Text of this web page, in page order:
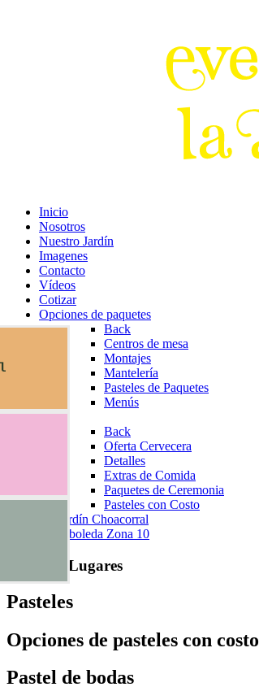
Inicio
Nosotros
Nuestro Jardín
Imagenes
Contacto
Vídeos
Cotizar
Opciones de paquetes
Back
Centros de mesa
Montajes
Mantelería
Pasteles de Paquetes
Menús
Extra
Back
Oferta Cervecera
Detalles
Extras de Comida
Paquetes de Ceremonia
Pasteles con Costo
Ir a jardín Choacorral
La Arboleda Zona 10
Nuestros Lugares
Pasteles
Opciones de pasteles con costo
Pastel de bodas